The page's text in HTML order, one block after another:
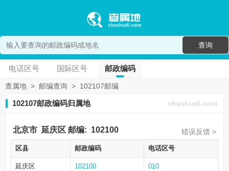
查询
电话区号 国际区号 邮政编码
查属地 > 邮编查询 > 102107邮编
102107邮政编码归属地 chashudi.com
北京市 延庆区 邮编: 102100 错误反馈 >
区县 邮政编码 电话区号
延庆区 102100 010